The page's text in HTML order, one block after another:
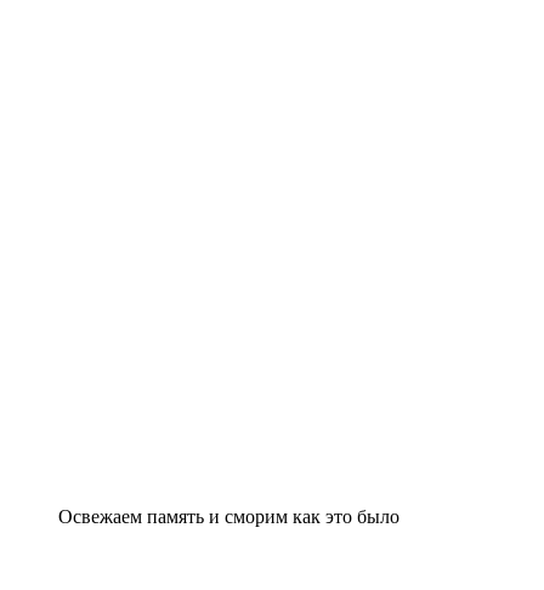
Освежаем память и сморим как это было